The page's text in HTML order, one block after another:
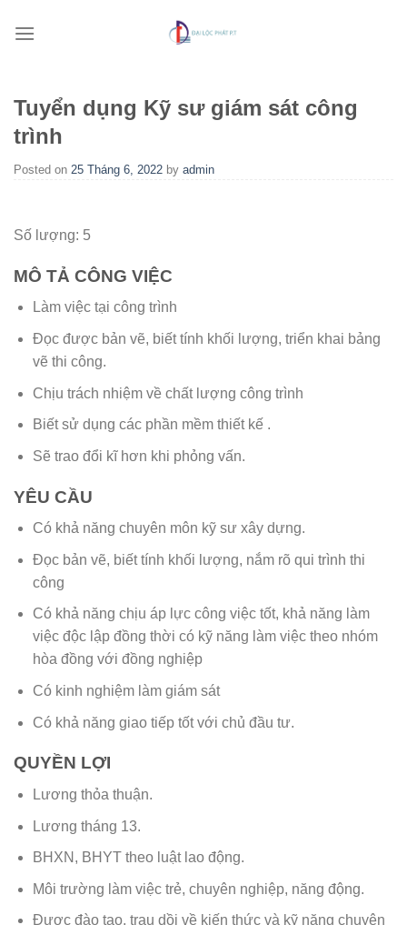
Tuyển dụng Kỹ sư giám sát công
trình
Posted on 25 Tháng 6, 2022 by admin
Số lượng: 5
MÔ TẢ CÔNG VIỆC
Làm việc tại công trình
Đọc được bản vẽ, biết tính khối lượng, triển khai bảng
vẽ thi công.
Chịu trách nhiệm về chất lượng công trình
Biết sử dụng các phần mềm thiết kế .
Sẽ trao đổi kĩ hơn khi phỏng vấn.
YÊU CẦU
Có khả năng chuyên môn kỹ sư xây dựng.
Đọc bản vẽ, biết tính khối lượng, nắm rõ qui trình thi
công
Có khả năng chịu áp lực công việc tốt, khả năng làm
việc độc lập đồng thời có kỹ năng làm việc theo nhóm
hòa đồng với đồng nghiệp
Có kinh nghiệm làm giám sát
Có khả năng giao tiếp tốt với chủ đầu tư.
QUYỀN LỢI
Lương thỏa thuận.
Lương tháng 13.
BHXN, BHYT theo luật lao động.
Môi trường làm việc trẻ, chuyên nghiệp, năng động.
Được đào tạo, trau dồi về kiến thức và kỹ năng chuyên